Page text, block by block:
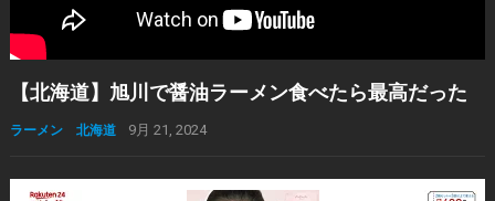
【北海道】旭川で醤油ラーメン食べたら最高だった
ラーメン 北海道 9月 21, 2024